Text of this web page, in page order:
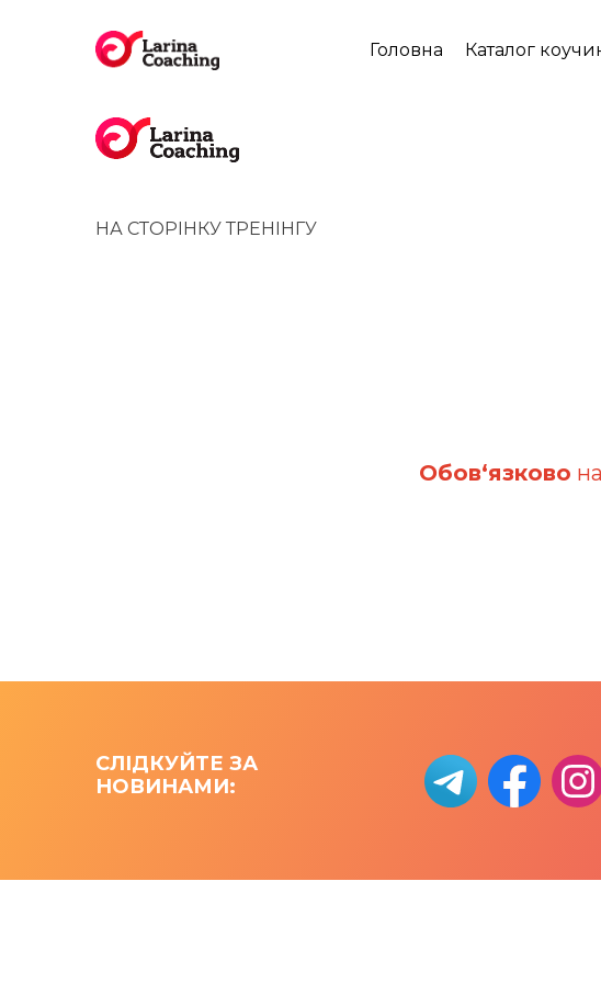
Головна Каталог
НА СТОРІНКУ ТРЕНІНГУ
Обов‘язково
СЛІДКУЙТЕ ЗА
НОВИНАМИ: